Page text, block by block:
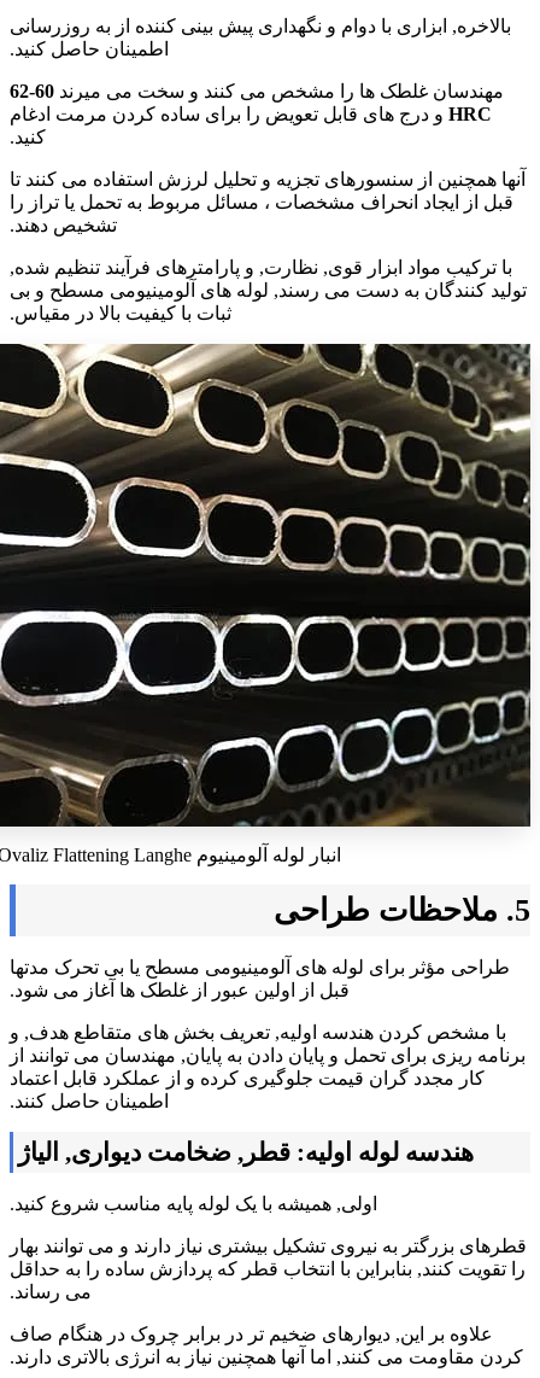
بالاخره, ابزاری با دوام و نگهداری پیش بینی کننده از به روزرسانی
اطمینان حاصل کنید.
مهندسان غلطک ها را مشخص می کنند و سخت می میرند
60-62
HRC و درج های قابل تعویض را برای ساده کردن مرمت ادغام
کنید.
آنها همچنین از سنسورهای تجزیه و تحلیل لرزش استفاده می کنند تا
قبل از ایجاد انحراف مشخصات ، مسائل مربوط به تحمل یا تراز را
تشخیص دهند.
با ترکیب مواد ابزار قوی, نظارت, و پارامترهای فرآیند تنظیم شده,
تولید کنندگان به دست می رسند, لوله های آلومینیومی مسطح و بی
ثبات با کیفیت بالا در مقیاس.
انبار لوله آلومینیوم Ovaliz Flattening Langhe
5. ملاحظات طراحی
طراحی مؤثر برای لوله های آلومینیومی مسطح یا بی تحرک مدتها
قبل از اولین عبور از غلطک ها آغاز می شود.
با مشخص کردن هندسه اولیه, تعریف بخش های متقاطع هدف, و
برنامه ریزی برای تحمل و پایان دادن به پایان, مهندسان می توانند از
کار مجدد گران قیمت جلوگیری کرده و از عملکرد قابل اعتماد
اطمینان حاصل کنند.
هندسه لوله اولیه: قطر, ضخامت دیواری, الیاژ
اولی, همیشه با یک لوله پایه مناسب شروع کنید.
قطرهای بزرگتر به نیروی تشکیل بیشتری نیاز دارند و می توانند بهار
را تقویت کنند, بنابراین با انتخاب قطر که پردازش ساده را به حداقل
می رساند.
علاوه بر این, دیوارهای ضخیم تر در برابر چروک در هنگام صاف
کردن مقاومت می کنند, اما آنها همچنین نیاز به انرژی بالاتری دارند.